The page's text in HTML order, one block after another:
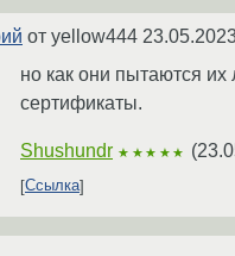
от yellow444
но как они пытаются их
сертификаты.
Shushundr ★★★★★ (
Ссылка